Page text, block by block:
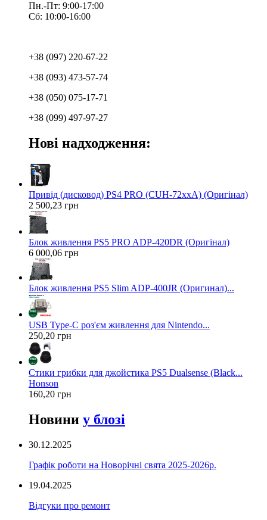
Пн.-Пт: 9:00-17:00
Сб: 10:00-16:00
+38 (097) 220-67-22
+38 (093) 473-57-74
+38 (050) 075-17-71
+38 (099) 497-97-27
Нові надходження:
Привід (дисковод) PS4 PRO (CUH-72xxA) (Оригінал)
2 500,23 грн
Блок живлення PS5 PRO ADP-420DR (Оригінал)
6 000,06 грн
Блок живлення PS5 Slim ADP-400JR (Оригинал)...
USB Type-C роз'єм живлення для Nintendo...
250,20 грн
Стики грибки для джойстика PS5 Dualsense (Black...
Honson
160,20 грн
Новини у блозі
30.12.2025
Графік роботи на Новорічні свята 2025-2026р.
19.04.2025
Відгуки про ремонт